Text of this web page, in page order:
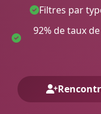
Filtres par
92% de taux